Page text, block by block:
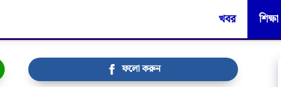
খবর শিক্ষা
ফলো করুন